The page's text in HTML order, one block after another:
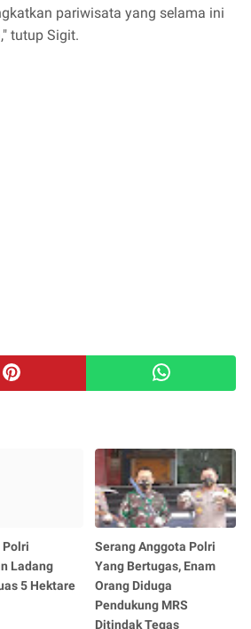
pariwisata yang selama ini
tutup Sigit.
Polri
Ladang
5 Hektare
Serang Anggota Polri
Yang Bertugas, Enam
Orang Diduga
Pendukung MRS
Ditindak Tegas